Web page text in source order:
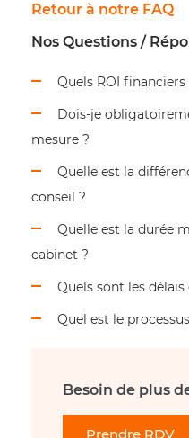
Retour à notre FAQ
Nos Questions /
Quels ROI
Dois-je
mesure ?
Quelle est la
conseil ?
Quelle est la durée
cabinet ?
Quels sont les
Quel est le
Besoin de plus
Prendre RDV